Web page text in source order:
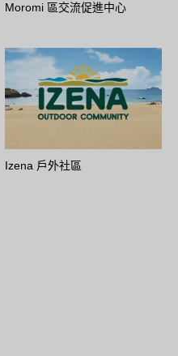
Moromi 區交流促進中心
Izena 戶外社區